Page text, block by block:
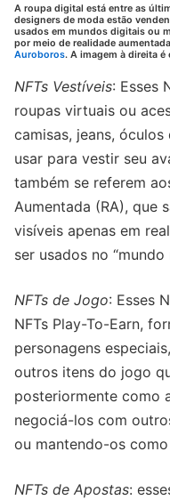
A roupa digital está entre as
designers de moda estão
usados em mundos digitais ou
por meio de realidade
Auroboros. A imagem à direita
NFTs Vestíveis: Esses
roupas virtuais ou
camisas, jeans,
usar para vestir seu
também se referem
Aumentada (RA), que
visíveis apenas em
ser usados no “mundo
NFTs de Jogo: Esses
NFTs Play-To-Earn,
personagens
outros itens do jogo
posteriormente como
negociá-los com
ou mantendo-os
NFTs de Apostas: